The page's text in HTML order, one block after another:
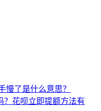
慢了是什么意思？
？花呗立即提额方法有